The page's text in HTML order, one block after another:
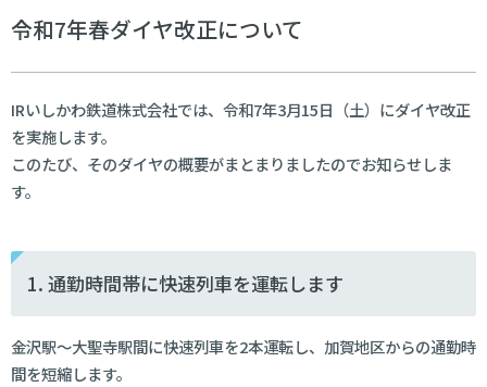
令和7年春ダイヤ改正について
IRいしかわ鉄道株式会社では、令和7年3月15日（土）にダイヤ改正
を実施します。
このたび、そのダイヤの概要がまとまりましたのでお知らせしま
す。
1. 通勤時間帯に快速列車を運転します
金沢駅～大聖寺駅間に快速列車を2本運転し、加賀地区からの通勤時
間を短縮します。